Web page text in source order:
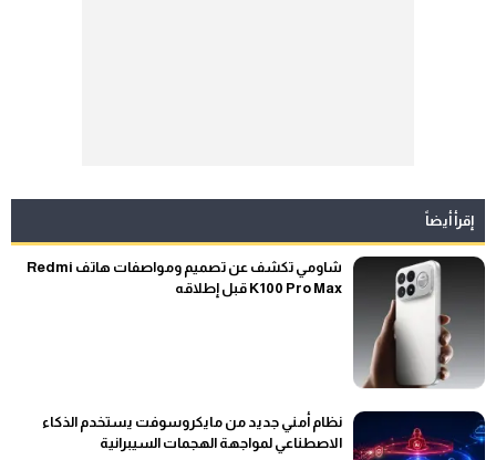
إقرأ أيضاً
شاومي تكشف عن تصميم ومواصفات هاتف Redmi
K100 Pro Max قبل إطلاقه
نظام أمني جديد من مايكروسوفت يستخدم الذكاء
الاصطناعي لمواجهة الهجمات السيبرانية